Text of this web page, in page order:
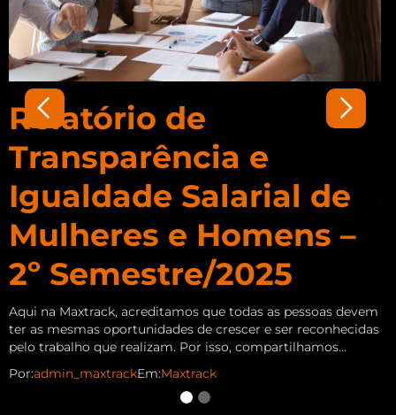
Relatório de
Transparência e
Igualdade Salarial de
Mulheres e Homens –
2º Semestre/2025
Aqui na Maxtrack, acreditamos que todas as pessoas devem
ter as mesmas oportunidades de crescer e ser reconhecidas
pelo trabalho que realizam. Por isso, compartilhamos…
Por:admin_maxtrackEm:Maxtrack